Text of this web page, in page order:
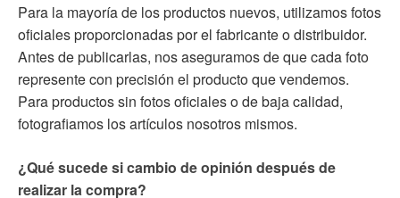
Para la mayoría de los productos nuevos, utilizamos fotos
oficiales proporcionadas por el fabricante o distribuidor.
Antes de publicarlas, nos aseguramos de que cada foto
represente con precisión el producto que vendemos.
Para productos sin fotos oficiales o de baja calidad,
fotografiamos los artículos nosotros mismos.
¿Qué sucede si cambio de opinión después de
realizar la compra?